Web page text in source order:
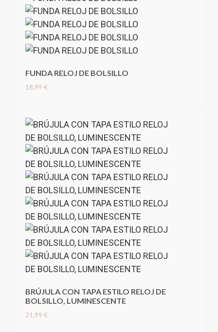
FUNDA RELOJ DE BOLSILLO
18,99 €
BRÚJULA CON TAPA ESTILO RELOJ DE
BOLSILLO, LUMINESCENTE
21,99 €